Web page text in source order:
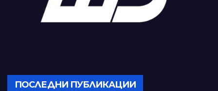
ПОСЛЕДНИ ПУБЛИКАЦИИ